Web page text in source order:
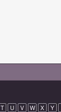
T U V W X Y